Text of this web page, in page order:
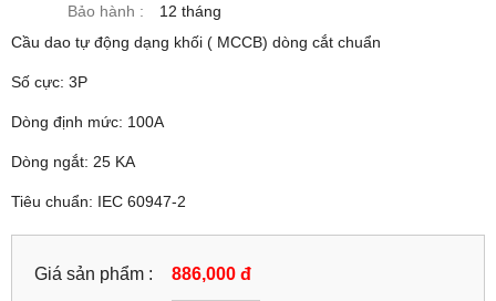
Bảo hành :
12 tháng
Cầu dao tự động dạng khối ( MCCB) dòng cắt chuẩn
Số cực: 3P
Dòng định mức: 100A
Dòng ngắt: 25 KA
Tiêu chuẩn: IEC 60947-2
Giá sản phẩm : 886,000 đ